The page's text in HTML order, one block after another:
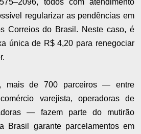
todos com atendimento
regularizar as pendências em
Correios do Brasil. Neste caso, é
única de R$ 4,20 para renegociar
mais de 700 parceiros — entre
varejista, operadoras de
— fazem parte do mutirão
Brasil garante parcelamentos em